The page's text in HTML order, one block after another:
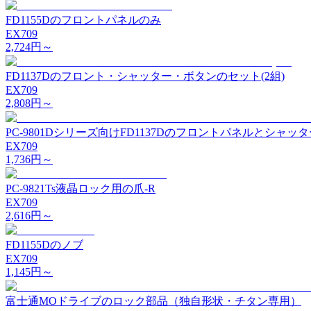
FD1155Dのフロントパネルのみ
EX709
2,724円～
FD1137Dのフロント・シャッター・ボタンのセット(2組)
EX709
2,808円～
PC-9801Dシリーズ向けFD1137Dのフロントパネルとシャッ
EX709
1,736円～
PC-9821Ts液晶ロック用の爪-R
EX709
2,616円～
FD1155Dのノブ
EX709
1,145円～
富士通MOドライブのロック部品（独自形状・チタン専用）